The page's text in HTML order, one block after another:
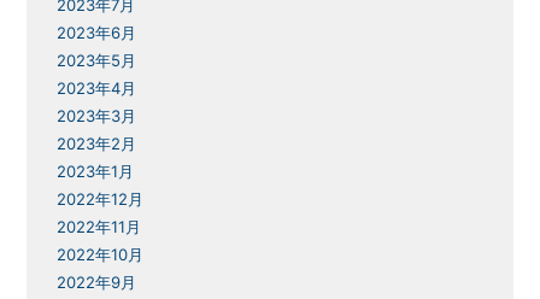
2023年7月
2023年6月
2023年5月
2023年4月
2023年3月
2023年2月
2023年1月
2022年12月
2022年11月
2022年10月
2022年9月